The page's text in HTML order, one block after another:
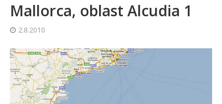
Mallorca, oblast Alcudia 1
2.8.2010